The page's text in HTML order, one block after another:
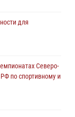
двух
из баров в
для
Северо-
по спортивному и